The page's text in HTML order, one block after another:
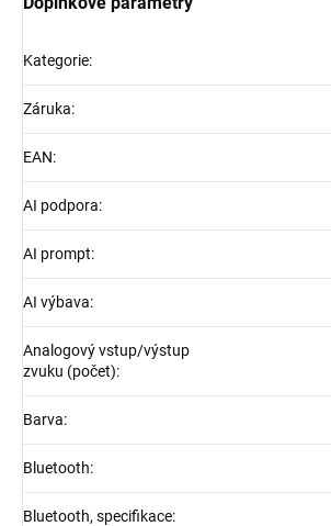
Kategorie:
Záruka:
EAN:
AI podpora:
AI prompt:
AI výbava:
Analogový vstup/výstup
zvuku (počet):
Barva:
Bluetooth:
Bluetooth, specifikace: